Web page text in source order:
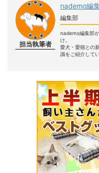
担当執筆者
nademo編
編集部
nademo編集部
け。
愛犬・愛猫との
識をご紹介してい